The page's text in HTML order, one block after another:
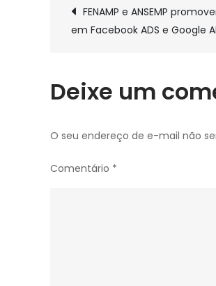
inscrições
do
Servidores
MP
Post
FENAMP e ANSEMP
em Facebook ADS e Google
Deixe um
O seu endereço de e-mail não
Comentário *